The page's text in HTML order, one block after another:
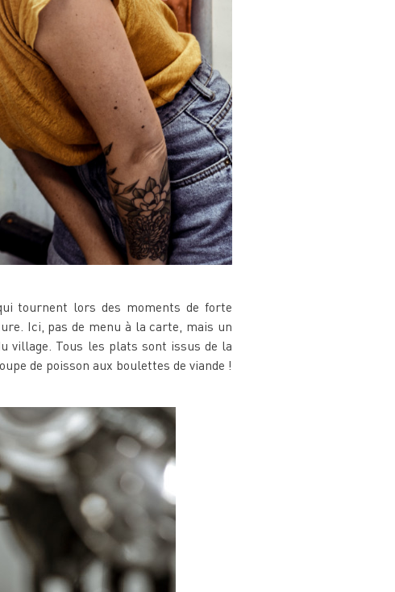
tournent lors des moments de forte
Ici, pas de menu à la carte, mais un
village. Tous les plats sont issus de la
de poisson aux boulettes de viande !